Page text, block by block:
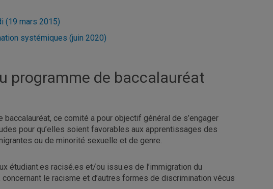
(19 mars 2015)
systémiques (juin 2020)
programme de baccalauréat
baccalauréat, ce comité a pour objectif général de s’engager
pour qu’elles soient favorables aux apprentissages des
ou de minorité sexuelle et de genre.
étudiant.es racisé.es et/ou issu.es de l’immigration du
le racisme et d’autres formes de discrimination vécus